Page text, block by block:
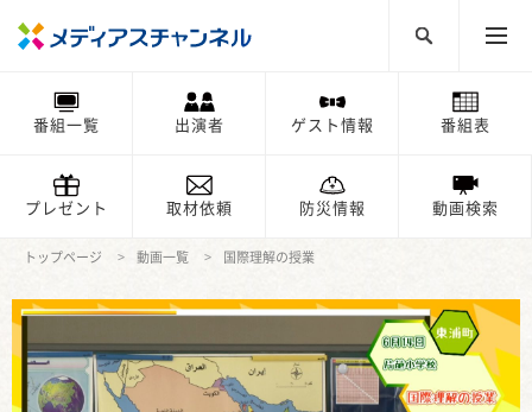
番組一覧 出演者 ゲスト情報 番組表
プレゼント 取材依頼 防災情報 動画検索
トップページ 動画一覧 国際理解の授業